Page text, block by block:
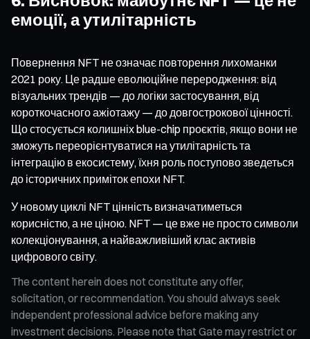
емоції, а утилітарність
Повернення NFT не означає повторення лихоманки
2021 року. Це радше еволюційне переродження: від
візуальних трендів — до логіки застосування, від
короткочасного ажіотажу — до довгострокової цінності.
Що стосується колишніх blue-chip проєктів, якщо вони не
зможуть переорієнтуватися на утилітарність та
інтеграцію в екосистему, їхня роль поступово зведеться
до історичних приміток епохи NFT.
У новому циклі NFT цінність визначатиметься
корисністю, а не ціною. NFT — це вже не просто символи
колекціонування, а найважливіший клас активів
цифрового світу.
The content herein does not constitute any offer,
solicitation, or recommendation. You should always seek
independent professional advice before making any
investment decisions. Please note that Gate may restrict or